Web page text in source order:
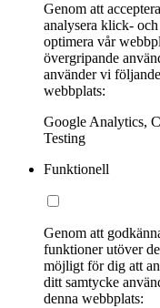
Genom att
analysera klick-
optimera vår
övergripande
använder vi
webbplats:
Google Analytics,
Testing
Funktionell
Genom att
funktioner utöver
möjligt för dig att
ditt samtycke
denna webbplats: